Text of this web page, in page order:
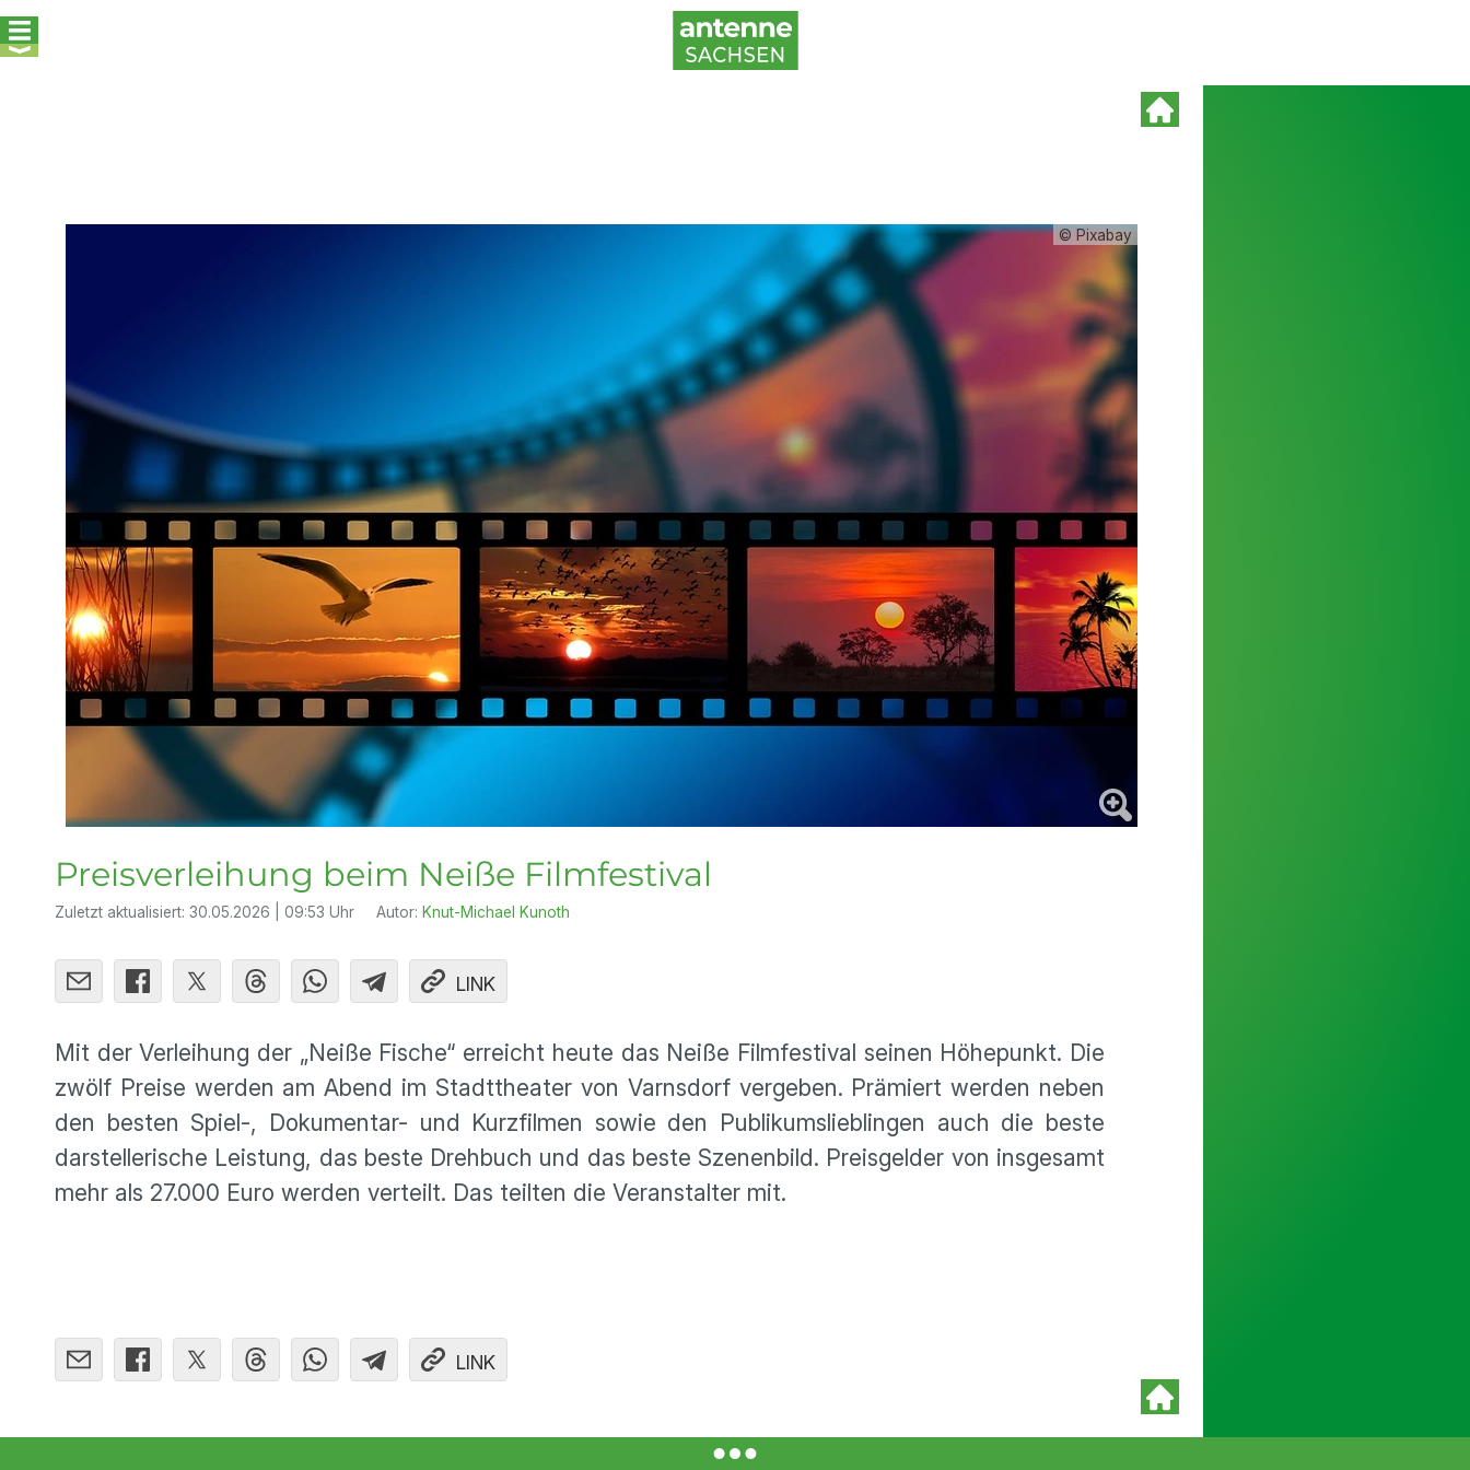
© Pixabay
Preisverleihung beim Neiße Filmfestival
Zuletzt aktualisiert: 30.05.2026 | 09:53 Uhr Autor: Knut-Michael Kunoth
LINK
Mit der Verleihung der „Neiße Fische“ erreicht heute das Neiße Filmfestival seinen Höhepunkt. Die
zwölf Preise werden am Abend im Stadttheater von Varnsdorf vergeben. Prämiert werden neben
den besten Spiel-, Dokumentar- und Kurzfilmen sowie den Publikumslieblingen auch die beste
darstellerische Leistung, das beste Drehbuch und das beste Szenenbild. Preisgelder von insgesamt
mehr als 27.000 Euro werden verteilt. Das teilten die Veranstalter mit.
LINK